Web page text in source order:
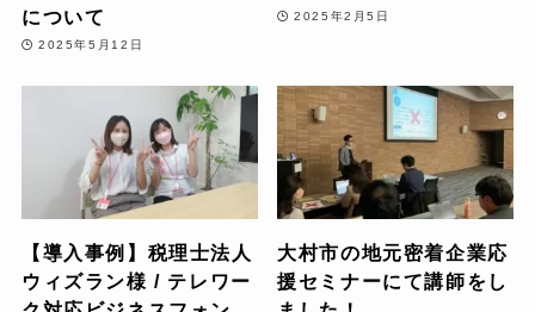
について
2025年5月12日
2025年2月5日
【導入事例】税理士法人
ウィズラン様 / テレワー
大村市の地元密着企業応
援セミナーにて講師をし